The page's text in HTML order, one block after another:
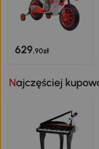
629,90zł
Najczęściej